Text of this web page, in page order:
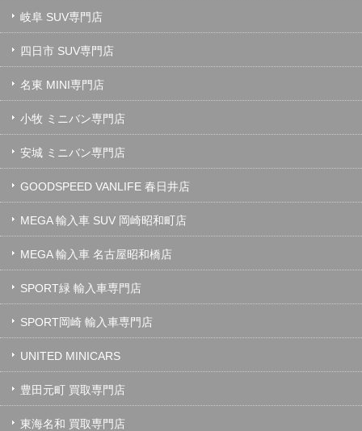
岐阜 SUV専門店
四日市 SUV専門店
名東 MINI専門店
小牧 ミニバン専門店
安城 ミニバン専門店
GOODSPEED VANLIFE 春日井店
MEGA 輸入車 SUV 岡崎昭和町店
MEGA 輸入車 名古屋昭和橋店
SPORT緑 輸入車専門店
SPORT岡崎 輸入車専門店
UNITED MINICARS
豊田元町 買取専門店
東海名和 買取専門店